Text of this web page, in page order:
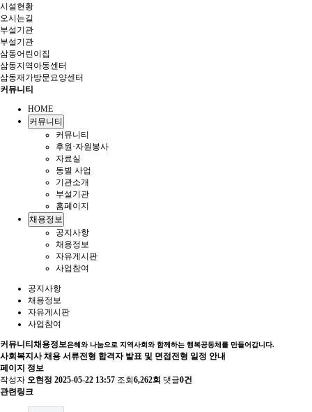
시설현황
오시는길
부설기관
부설기관
삼동어린이집
삼동지역아동센터
삼동재가방문요양센터
커뮤니티
HOME
커뮤니티
커뮤니티
후원·자원봉사
자료실
동별 사업
기관소개
부설기관
홈페이지
채용정보
공지사항
채용정보
자유게시판
사업참여
공지사항
채용정보
자유게시판
사업참여
커뮤니티 채용정보은혜와 나눔으로 지역사회와 함께하는 행복공동체를 만들어갑니다.
사회복지사 채용 서류전형 합격자 발표 및 면접전형 일정 안내
페이지 정보
작성자 오현정 2025-05-22 13:57 조회 6,262회 댓글0건
관련링크